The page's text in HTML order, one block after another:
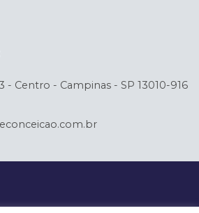
- Centro - Campinas - SP 13010-916